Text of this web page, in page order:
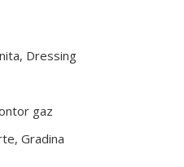
Dressing
gaz
Gradina